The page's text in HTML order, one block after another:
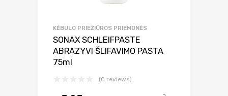
KĖBULO PRIEŽIŪROS PRIEMONĖS
SONAX SCHLEIFPASTE
ABRAZYVI ŠLIFAVIMO PASTA
75ml
(0 reviews)